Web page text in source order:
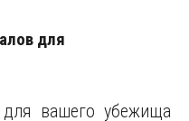
для
вашего убежища